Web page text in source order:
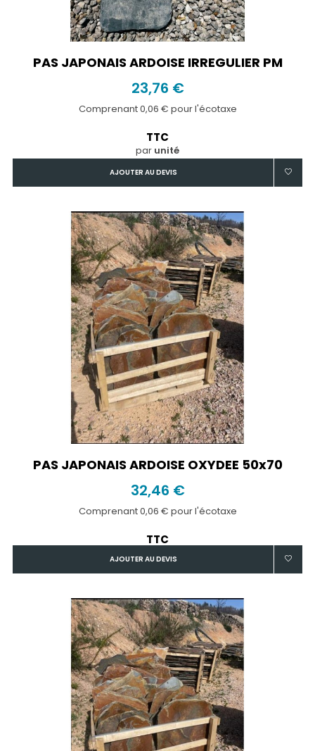
PAS JAPONAIS ARDOISE IRREGULIER PM
23,76 €
Comprenant 0,06 € pour l'écotaxe
TTC
par unité
AJOUTER AU DEVIS
PAS JAPONAIS ARDOISE OXYDEE 50x70
32,46 €
Comprenant 0,06 € pour l'écotaxe
TTC
AJOUTER AU DEVIS